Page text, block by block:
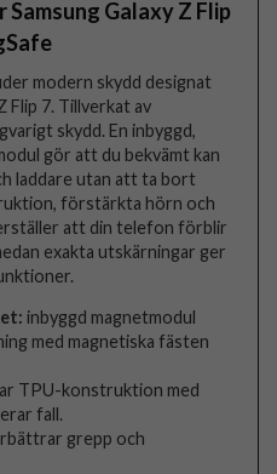
Galaxy Z Flip
modern skydd designat
Flip 7. Tillverkat av
skydd. En inbyggd,
gör att du bekvämt kan
laddare utan att ta bort
förstärkta hörn och
att din telefon förblir
exakta utskärningar ger
inbyggd magnetmodul
med magnetiska fästen
TPU-konstruktion med
fall.
grepp och